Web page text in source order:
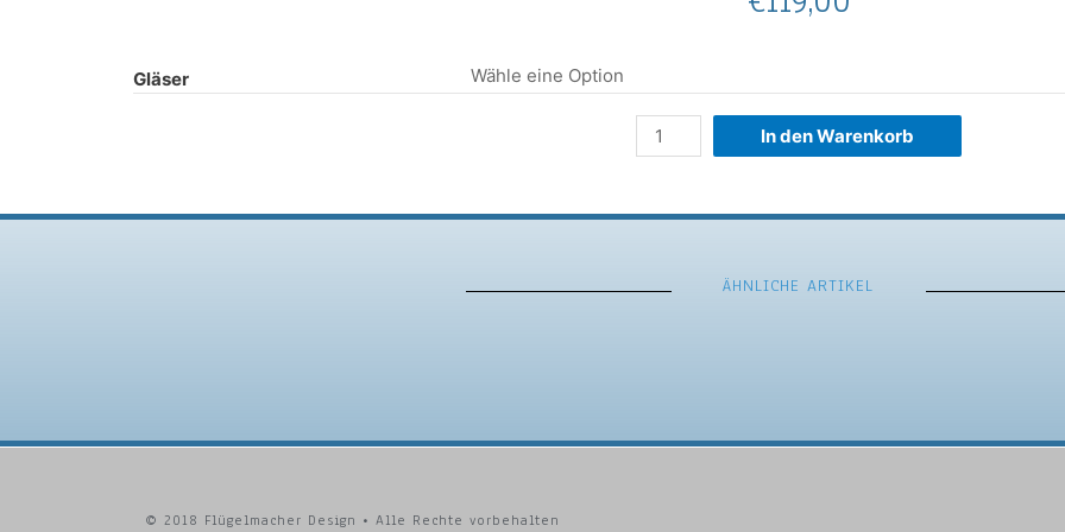
Gläser
In den Warenkorb
ÄHNLICHE ARTIKEL
© 2018 Flügelmacher Design • Alle Rechte vorbehalten